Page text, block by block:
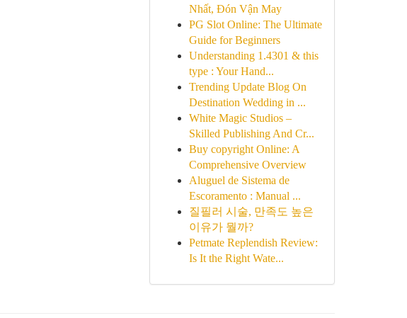
Nhất, Đón Vận May
PG Slot Online: The Ultimate
Guide for Beginners
Understanding 1.4301 & this
type : Your Hand...
Trending Update Blog On
Destination Wedding in ...
White Magic Studios –
Skilled Publishing And Cr...
Buy copyright Online: A
Comprehensive Overview
Aluguel de Sistema de
Escoramento : Manual ...
질필러 시술, 만족도 높은
이유가 뭘까?
Petmate Replendish Review:
Is It the Right Wate...